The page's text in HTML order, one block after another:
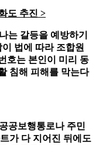
도 추진 >
는 갈등을 예방하기
이 법에 따라 조합원
호는 본인이 미리 동
침해 피해를 막는다
공보행통로나 주민
가 다 지어진 뒤에도